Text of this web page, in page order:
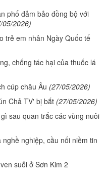
phố đảm bảo đồng bộ với
05/2026)
trẻ em nhân Ngày Quốc tế
chống tác hại của thuốc lá
cúp châu Âu (27/05/2026)
Chả TV' bị bắt (27/05/2026)
sau quan trắc các vùng nuôi
nghiệp, cầu nối niềm tin
suối ở Sơn Kim 2